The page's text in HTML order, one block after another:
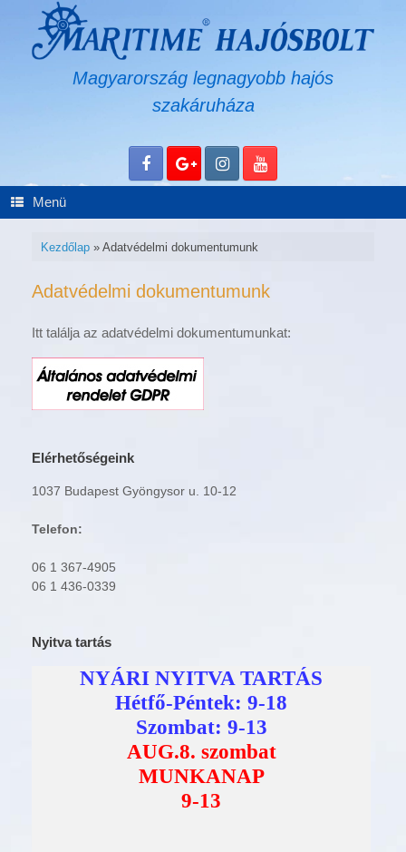
content
Magyarország legnagyobb hajós
szakáruháza
Menü
Kezdőlap» Adatvédelmi dokumentumunk
Adatvédelmi dokumentumunk
Itt találja az adatvédelmi dokumentumunkat:
Elérhetőségeink
1037 Budapest Gyöngysor u. 10-12
Telefon:
06 1 367-4905
06 1 436-0339
Nyitva tartás